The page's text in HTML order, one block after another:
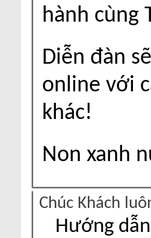
hành cùng
Diễn đàn
online với
khác!
Non xanh
Chúc Khách
Hướng